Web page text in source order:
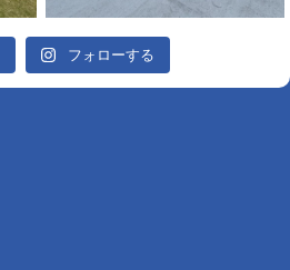
フォローする